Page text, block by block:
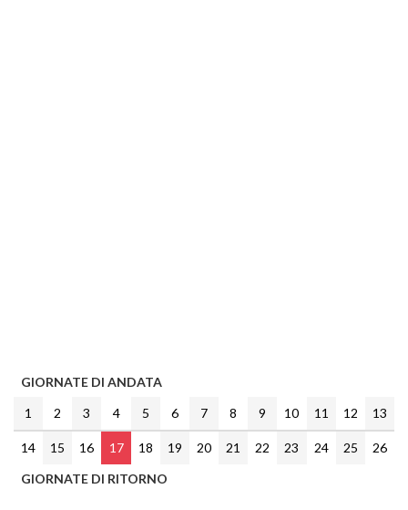
GIORNATE DI ANDATA
1
2 3 4 5 6 7 8 9 10 11 12 13
14 15 16 17 18 19 20 21 22 23 24 25
26
GIORNATE DI RITORNO